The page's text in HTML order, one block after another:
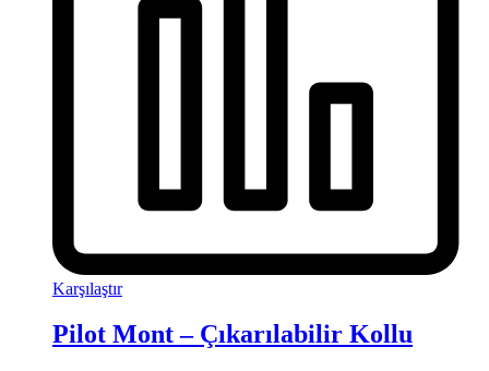
Karşılaştır
Pilot Mont – Çıkarılabilir Kollu